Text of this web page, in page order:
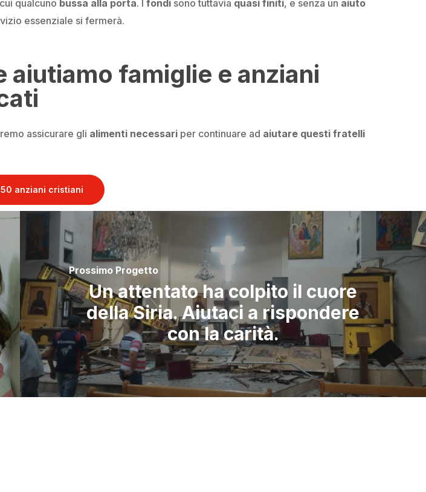
qualcuno bussa alla porta. Ifondi sono tuttavia quasi finiti, e senza un aiuto
essenziale si fermerà.
aiutiamo famiglie e anziani
assicurare gli alimenti necessari per continuare ad aiutare questi fratelli
anziani cristiani
Prossimo Progetto
Un attentato ha colpito il cuore
della Siria. Aiutaci a rispondere
con la carità.